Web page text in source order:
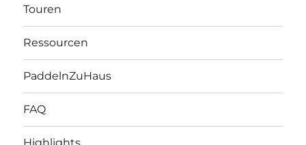
Touren
Ressourcen
PaddelnZuHaus
FAQ